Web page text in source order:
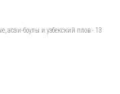
асаи-боулы и узбекский плов - 13